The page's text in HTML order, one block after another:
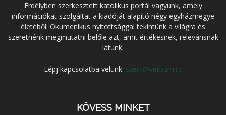
Erdélyben szerkesztett katolikus portál vagyunk, amely
információkat szolgáltat a kiadóját alapító négy egyházmegye
életéből. Ökumenikus nyitottsággal tekintünk a világra és
szeretnénk megmutatni belőle azt, amit értékesnek, relevánsnak
látunk.
Lépj kapcsolatba velünk: szerk@verbum.ro
KÖVESS MINKET